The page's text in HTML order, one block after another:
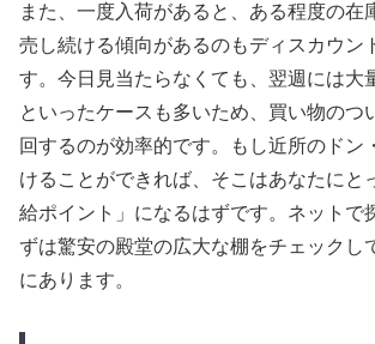
また、一度入荷があると、ある程度の在
売し続ける傾向があるのもディスカウン
す。今日見当たらなくても、翌週には大
といったケースも多いため、買い物のつ
回するのが効率的です。もし近所のドン
けることができれば、そこはあなたにと
給ポイント」になるはずです。ネットで
ずは驚安の殿堂の広大な棚をチェックし
にあります。